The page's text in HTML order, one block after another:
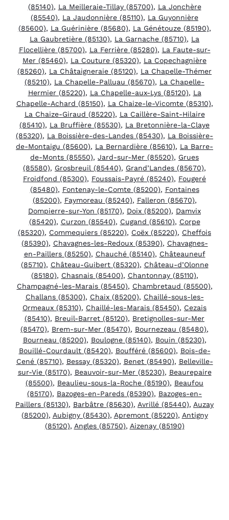
(85140), La Meilleraie-Tillay (85700), La Jonchère
(85540), La Jaudonnière (85110), La Guyonnière
(85600), La Guérinière (85680), La Génétouze (85190),
La Gaubretière (85130), La Garnache (85710), La
Flocellière (85700), La Ferrière (85280), La Faute-sur-
Mer (85460), La Couture (85320), La Copechagnière
(85260), La Châtaigneraie (85120), La Chapelle-Thémer
(85210), La Chapelle-Palluau (85670), La Chapelle-
Hermier (85220), La Chapelle-aux-Lys (85120), La
Chapelle-Achard (85150), La Chaize-le-Vicomte (85310),
La Chaize-Giraud (85220), La Caillère-Saint-Hilaire
(85410), La Bruffière (85530), La Bretonnière-la-Claye
(85320), La Boissière-des-Landes (85430), La Boissière-
de-Montaigu (85600), La Bernardière (85610), La Barre-
de-Monts (85550), Jard-sur-Mer (85520), Grues
(85580), Grosbreuil (85440), Grand’Landes (85670),
Froidfond (85300), Foussais-Payré (85240), Fougeré
(85480), Fontenay-le-Comte (85200), Fontaines
(85200), Faymoreau (85240), Falleron (85670),
Dompierre-sur-Yon (85170), Doix (85200), Damvix
(85420), Curzon (85540), Cugand (85610), Corpe
(85320), Commequiers (85220), Coëx (85220), Cheffois
(85390), Chavagnes-les-Redoux (85390), Chavagnes-
en-Paillers (85250), Chauché (85140), Châteauneuf
(85710), Château-Guibert (85320), Château-d’Olonne
(85180), Chasnais (85400), Chantonnay (85110),
Champagné-les-Marais (85450), Chambretaud (85500),
Challans (85300), Chaix (85200), Chaillé-sous-les-
Ormeaux (85310), Chaillé-les-Marais (85450), Cezais
(85410), Breuil-Barret (85120), Bretignolles-sur-Mer
(85470), Brem-sur-Mer (85470), Bournezeau (85480),
Bourneau (85200), Boulogne (85140), Bouin (85230),
Bouillé-Courdault (85420), Boufféré (85600), Bois-de-
Cené (85710), Bessay (85320), Benet (85490), Belleville-
sur-Vie (85170), Beauvoir-sur-Mer (85230), Beaurepaire
(85500), Beaulieu-sous-la-Roche (85190), Beaufou
(85170), Bazoges-en-Pareds (85390), Bazoges-en-
Paillers (85130), Barbâtre (85630), Avrillé (85440), Auzay
(85200), Aubigny (85430), Apremont (85220), Antigny
(85120), Angles (85750), Aizenay (85190)